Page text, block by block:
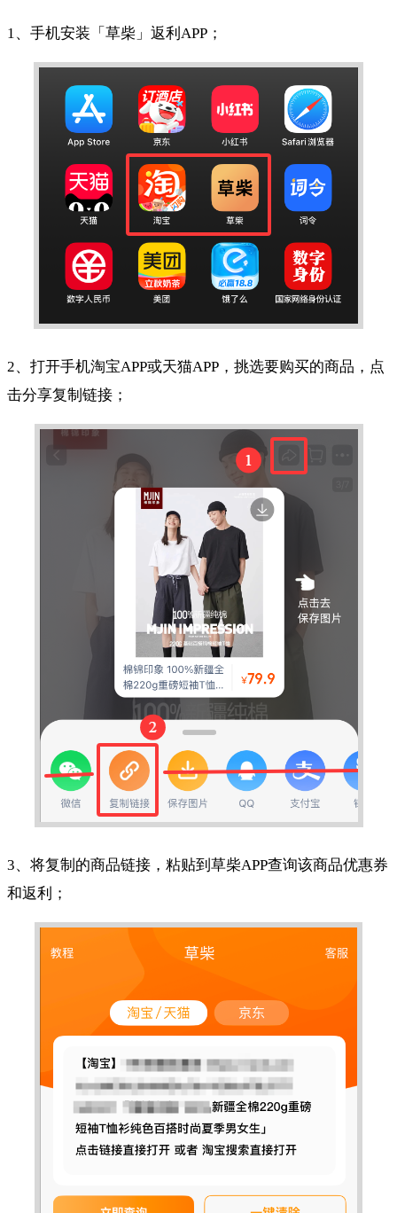
1、手机安装「草柴」返利APP；
2、打开手机淘宝APP或天猫APP，挑选要购买的商品，点
击分享复制链接；
3、将复制的商品链接，粘贴到草柴APP查询该商品优惠券
和返利；